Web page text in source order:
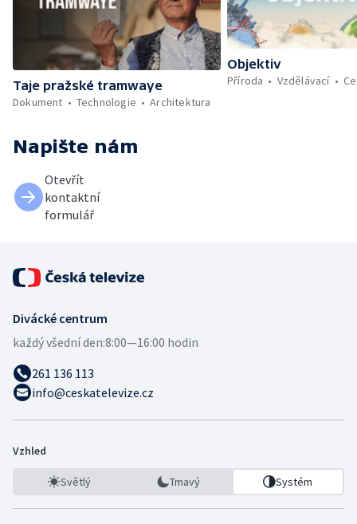
Taje pražské tramwaye
Dokument
Technologie Architektura
Objektiv
Příroda
Vzdělávací
Napište nám
Otevřít
kontaktní
formulář
Divácké centrum
každý všední den:8:00—16:00 hodin
261 136 113
info@ceskatelevize.cz
Vzhled
Světlý Tmavý Systém